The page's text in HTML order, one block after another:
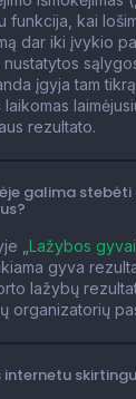
funkcija, kai
dar iki įvykio
įgyja tam
laikomas
rezultato.
galima
„ Lažybos gyvai
gyva
lažybų
organizatorių